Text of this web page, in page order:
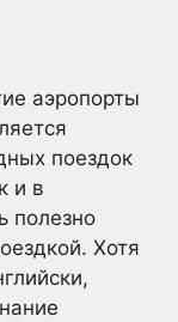
аэропорты
поездок
и в
полезно
Хотя